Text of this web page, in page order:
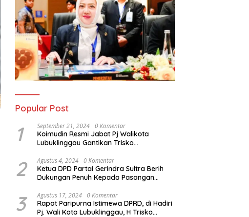
Popular Post
1 September 21, 2024 0 Komentar
Koimudin Resmi Jabat Pj Walikota
Lubuklinggau Gantikan Trisko
2 Agustus 4, 2024 0 Komentar
Ketua DPD Partai Gerindra Sultra Berih
Dukungan Penuh Kepada Pasangan
Konawe (HADIR) di Pilkada Konawe 2024
3 Agustus 17, 2024 0 Komentar
Rapat Paripurna Istimewa DPRD, di Hadiri
Pj. Wali Kota Lubuklinggau, H Trisko